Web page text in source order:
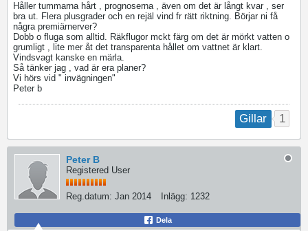
Håller tummarna hårt , prognoserna , även om det är långt kvar , ser
bra ut. Flera plusgrader och en rejäl vind fr rätt riktning. Börjar ni få
några premiärnerver?
Dobb o fluga som alltid. Räkflugor mckt färg om det är mörkt vatten o
grumligt , lite mer åt det transparenta hållet om vattnet är klart.
Vindsvagt kanske en märla.
Så tänker jag , vad är era planer?
Vi hörs vid " invägningen"
Peter b
Gillar 1
Peter B
Registered User
Reg.datum: Jan 2014 Inlägg: 1232
Dela